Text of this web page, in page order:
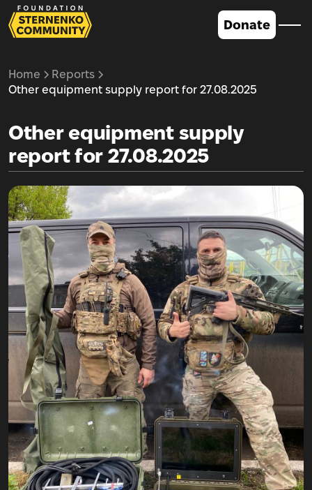
Donate
Home
Reports
Other equipment supply report for 27.08.2025
Other equipment supply
report for 27.08.2025